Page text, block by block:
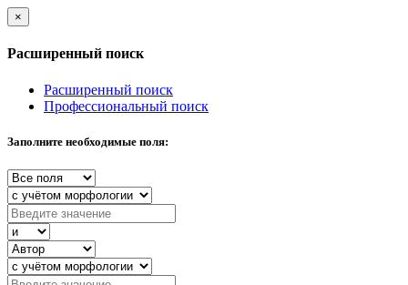
×
Расширенный поиск
Расширенный поиск
Профессиональный поиск
Заполните необходимые поля: